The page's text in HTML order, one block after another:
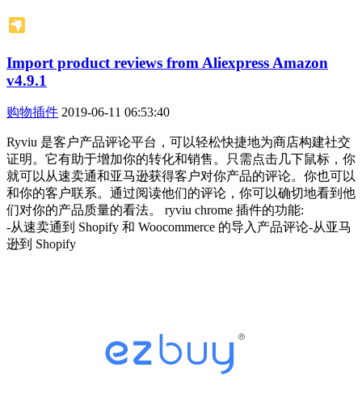
Import product reviews from Aliexpress Amazon
v4.9.1
购物插件 2019-06-11 06:53:40
Ryviu 是客户产品评论平台，可以轻松快捷地为商店构建社交
证明。它有助于增加你的转化和销售。只需点击几下鼠标，你
就可以从速卖通和亚马逊获得客户对你产品的评论。你也可以
和你的客户联系。通过阅读他们的评论，你可以确切地看到他
们对你的产品质量的看法。 ryviu chrome 插件的功能:
-从速卖通到 Shopify 和 Woocommerce 的导入产品评论-从亚马
逊到 Shopify